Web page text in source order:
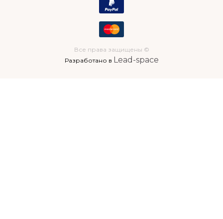
Все права защищены ©
Разработано в Lead-space